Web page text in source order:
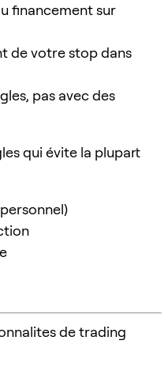
financement sur
de votre stop dans
pas avec des
qui évite la plupart
de trading